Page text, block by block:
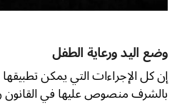
وضع اليد ورعاية الطفل
إن كل الإجراءات التي يمكن